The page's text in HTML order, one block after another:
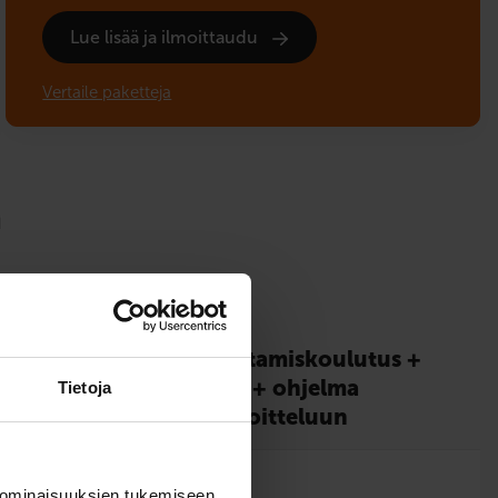
Tietoja
Lue lisää ja ilmoittaudu
Vertaile paketteja
Riskien­tunnistamis­koulutus +
EAS-koulutus + ohjelma
teoriakoe­­harjoitteluun